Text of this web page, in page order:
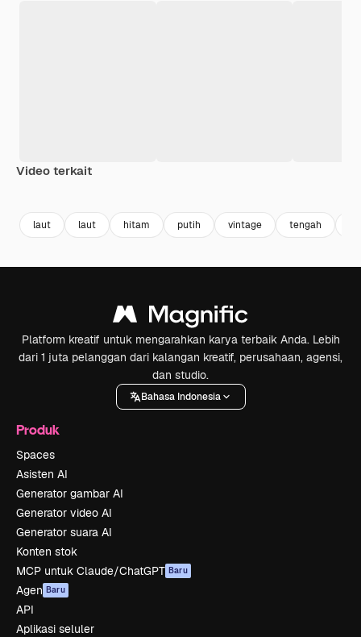
Video terkait
laut laut hitam putih vintage tengah
Platform kreatif untuk mengarahkan karya terbaik Anda. Lebih
dari 1 juta pelanggan dari kalangan kreatif, perusahaan, agensi,
dan studio.
Bahasa Indonesia
Produk
Spaces
Asisten AI
Generator gambar AI
Generator video AI
Generator suara AI
Konten stok
MCP untuk Claude/ChatGPT Baru
Agen Baru
API
Aplikasi seluler